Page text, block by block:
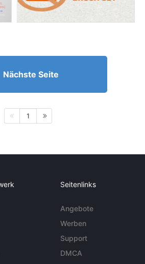
Nächste Seite
1
Seitenlinks
Angebote
Werben
Support
DMCA